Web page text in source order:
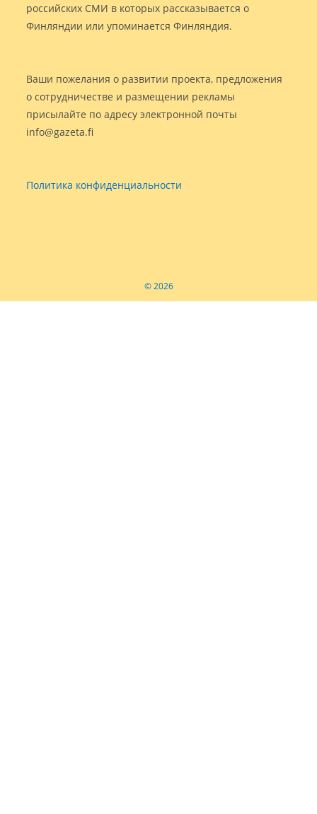
российских СМИ в которых рассказывается о
Финляндии или упоминается Финляндия.
Ваши пожелания о развитии проекта, предложения
о сотрудничестве и размещении рекламы
присылайте по адресу электронной почты
info@gazeta.fi
Политика конфиденциальности
© 2026